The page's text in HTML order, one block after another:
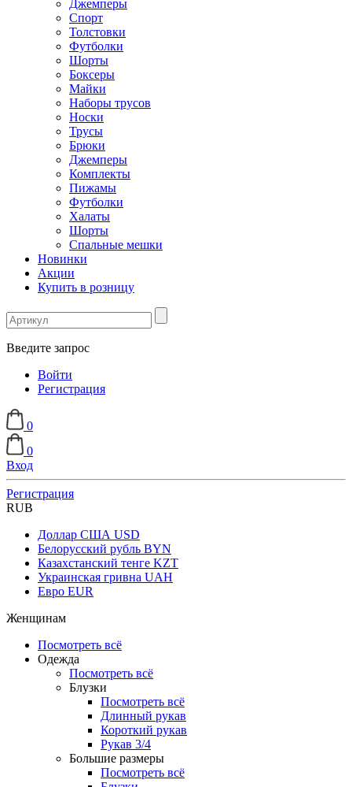
Джемперы
Спорт
Толстовки
Футболки
Шорты
Боксеры
Майки
Наборы трусов
Носки
Трусы
Брюки
Джемперы
Комплекты
Пижамы
Футболки
Халаты
Шорты
Спальные мешки
Новинки
Акции
Купить в розницу
Введите запрос
Войти
Регистрация
0
0
Вход
Регистрация
RUB
Доллар США USD
Белорусский рубль BYN
Казахстанский тенге KZT
Украинская гривна UAH
Евро EUR
Женщинам
Посмотреть всё
Одежда
Посмотреть всё
Блузки
Посмотреть всё
Длинный рукав
Короткий рукав
Рукав 3/4
Большие размеры
Посмотреть всё